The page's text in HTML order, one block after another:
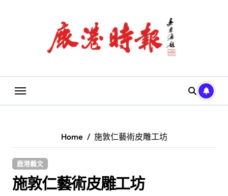
Home 施敦仁藝術皮雕工坊
鹿港藝文
施敦仁藝術皮雕工坊